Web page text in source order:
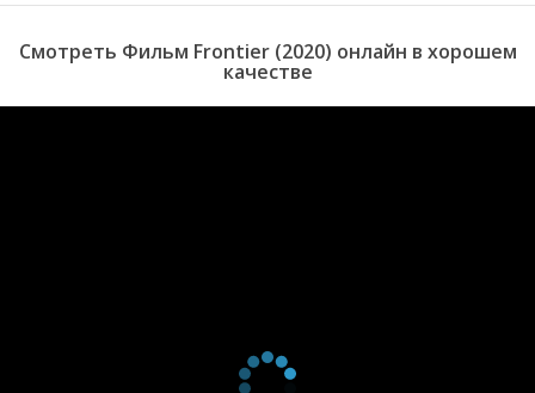
Смотреть Фильм Frontier (2020) онлайн в хорошем
качестве